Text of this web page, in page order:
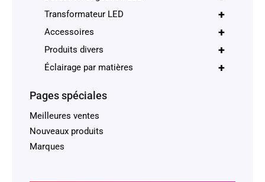
+
Transformateur LED
+
Accessoires
+
Produits divers
+
Éclairage par matières
Pages spéciales
Meilleures ventes
Nouveaux produits
Marques